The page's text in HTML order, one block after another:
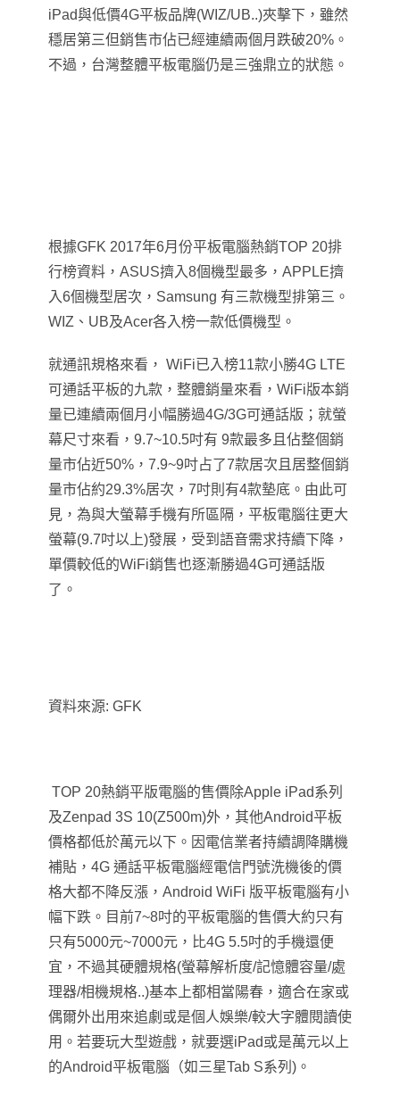
iPad與低價4G平板品牌(WIZ/UB..)夾擊下，雖然
穩居第三但銷售市佔已經連續兩個月跌破20%。
不過，台灣整體平板電腦仍是三強鼎立的狀態。
根據GFK 2017年6月份平板電腦熱銷TOP 20排
行榜資料，ASUS擠入8個機型最多，APPLE擠
入6個機型居次，Samsung 有三款機型排第三。
WIZ、UB及Acer各入榜一款低價機型。
就通訊規格來看， WiFi已入榜11款小勝4G LTE
可通話平板的九款，整體銷量來看，WiFi版本銷
量已連續兩個月小幅勝過4G/3G可通話版；就螢
幕尺寸來看，9.7~10.5吋有 9款最多且佔整個銷
量市佔近50%，7.9~9吋占了7款居次且居整個銷
量市佔約29.3%居次，7吋則有4款墊底。由此可
見，為與大螢幕手機有所區隔，平板電腦往更大
螢幕(9.7吋以上)發展，受到語音需求持續下降，
單價較低的WiFi銷售也逐漸勝過4G可通話版
了。
資料來源: GFK
TOP 20熱銷平版電腦的售價除Apple iPad系列
及Zenpad 3S 10(Z500m)外，其他Android平板
價格都低於萬元以下。因電信業者持續調降購機
補貼， 4G 通話平板電腦經電信門號洗機後的價
格大都不降反漲，Android WiFi 版平板電腦有小
幅下跌。目前7~8吋的平板電腦的售價大約只有
只有5000元~7000元，比4G 5.5吋的手機還便
宜，不過其硬體規格(螢幕解析度/記憶體容量/處
理器/相機規格..)基本上都相當陽春，適合在家或
偶爾外出用來追劇或是個人娛樂/較大字體閱讀使
用。若要玩大型遊戲，就要選iPad或是萬元以上
的Android平板電腦（如三星Tab S系列)。